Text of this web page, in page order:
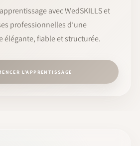
avec WedSKILLS et
professionnelles d’une
élégante, fiable et structurée.
L’APPRENTISSAGE